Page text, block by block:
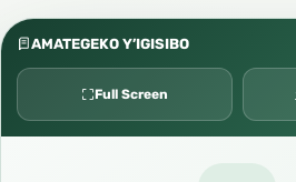
AMATEGEKO Y’IGISIBO
Full Screen